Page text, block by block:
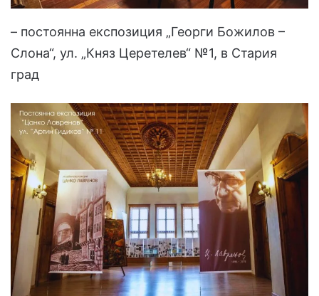
– постоянна експозиция „Георги Божилов –
Слона“, ул. „Княз Церетелев“ №1, в Стария
град